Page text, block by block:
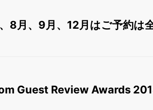
8月、9月、12月はご予約は
Guest Review Awards